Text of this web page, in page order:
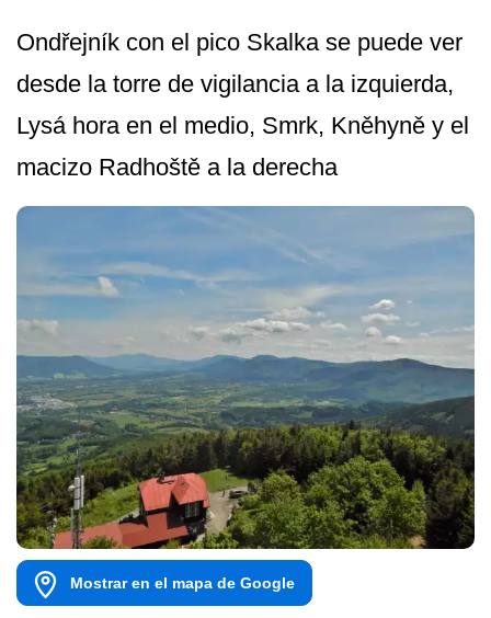
Ondřejník con el pico Skalka se puede ver
desde la torre de vigilancia a la izquierda,
Lysá hora en el medio, Smrk, Kněhyně y el
macizo Radhoště a la derecha
Mostrar en el mapa de Google